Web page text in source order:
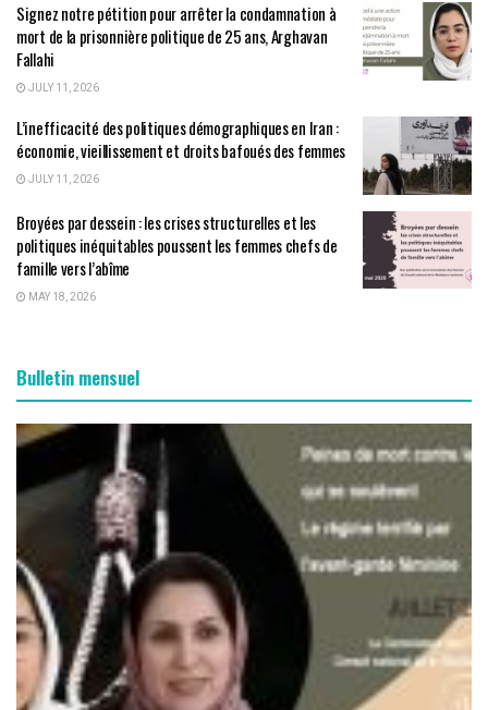
Signez notre pétition pour arrêter la condamnation à
mort de la prisonnière politique de 25 ans, Arghavan
Fallahi
JULY 11, 2026
L’inefficacité des politiques démographiques en Iran :
économie, vieillissement et droits bafoués des femmes
JULY 11, 2026
Broyées par dessein : les crises structurelles et les
politiques inéquitables poussent les femmes chefs de
famille vers l’abîme
MAY 18, 2026
Bulletin mensuel